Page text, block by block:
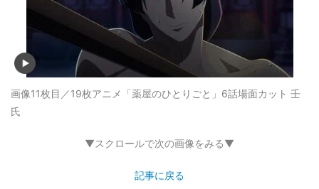
画像11枚目／19枚アニメ「薬屋のひとりごと」6話場面カット 壬
氏
▼スクロールで次の画像をみる▼
記事に戻る